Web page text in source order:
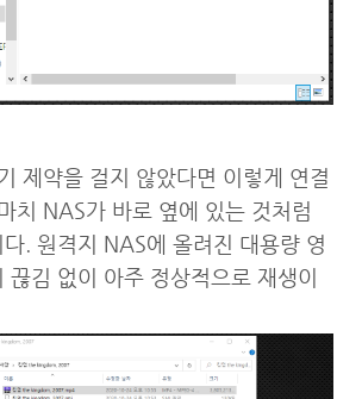
제약을 걸지 않았다면 이렇게 연결
치 NAS가 바로 옆에 있는 것처럼
. 원격지 NAS에 올려진 대용량 영
끊김 없이 아주 정상적으로 재생이